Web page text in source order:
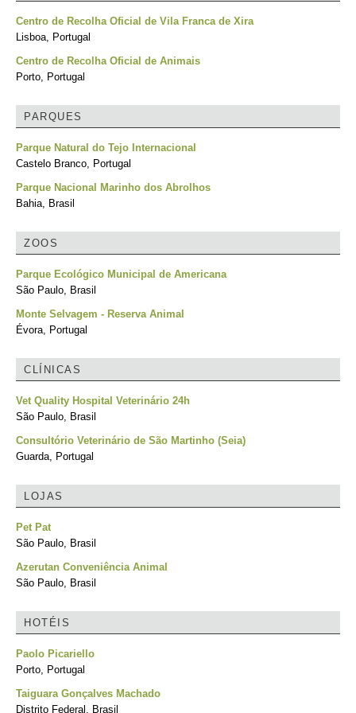
Centro de Recolha Oficial de Vila Franca de Xira
Lisboa, Portugal
Centro de Recolha Oficial de Animais
Porto, Portugal
PARQUES
Parque Natural do Tejo Internacional
Castelo Branco, Portugal
Parque Nacional Marinho dos Abrolhos
Bahia, Brasil
ZOOS
Parque Ecológico Municipal de Americana
São Paulo, Brasil
Monte Selvagem - Reserva Animal
Évora, Portugal
CLÍNICAS
Vet Quality Hospital Veterinário 24h
São Paulo, Brasil
Consultório Veterinário de São Martinho (Seia)
Guarda, Portugal
LOJAS
Pet Pat
São Paulo, Brasil
Azerutan Conveniência Animal
São Paulo, Brasil
HOTÉIS
Paolo Picariello
Porto, Portugal
Taiguara Gonçalves Machado
Distrito Federal, Brasil